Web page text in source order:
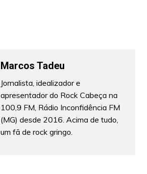
Marcos Tadeu
Jornalista, idealizador e
apresentador do Rock Cabeça na
100,9 FM, Rádio Inconfidência FM
(MG) desde 2016. Acima de tudo,
um fã de rock gringo.